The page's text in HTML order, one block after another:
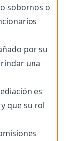
sobornos o
por su
una
es
que su rol